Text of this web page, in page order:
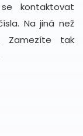
kontaktovat
Na jiná než
Zamezíte tak